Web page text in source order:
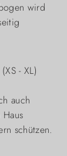
wird
(XS - XL)
auch
schützen.